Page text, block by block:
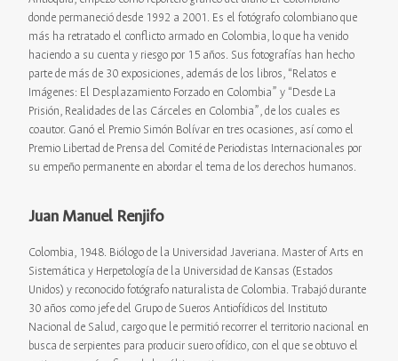
donde permaneció desde 1992 a 2001. Es el fotógrafo colombiano que
más ha retratado el conflicto armado en Colombia, lo que ha venido
haciendo a su cuenta y riesgo por 15 años. Sus fotografías han hecho
parte de más de 30 exposiciones, además de los libros, “Relatos e
Imágenes: El Desplazamiento Forzado en Colombia” y “Desde La
Prisión, Realidades de las Cárceles en Colombia”, de los cuales es
coautor. Ganó el Premio Simón Bolívar en tres ocasiones, así como el
Premio Libertad de Prensa del Comité de Periodistas Internacionales por
su empeño permanente en abordar el tema de los derechos humanos.
Juan Manuel Renjifo
Colombia, 1948. Biólogo de la Universidad Javeriana. Master of Arts en
Sistemática y Herpetología de la Universidad de Kansas (Estados
Unidos) y reconocido fotógrafo naturalista de Colombia. Trabajó durante
30 años como jefe del Grupo de Sueros Antiofídicos del Instituto
Nacional de Salud, cargo que le permitió recorrer el territorio nacional en
busca de serpientes para producir suero ofídico, con el que se obtuvo el